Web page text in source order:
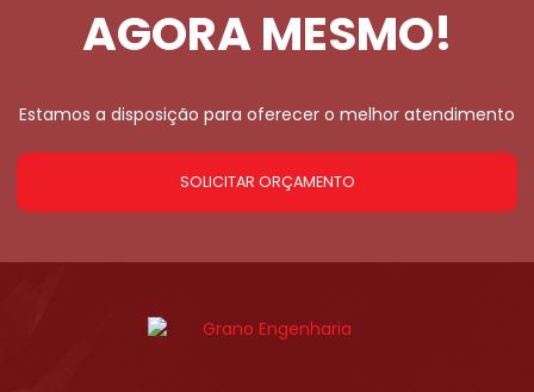
AGORA MESMO!
Estamos a disposição para oferecer o melhor atendimento
SOLICITAR ORÇAMENTO